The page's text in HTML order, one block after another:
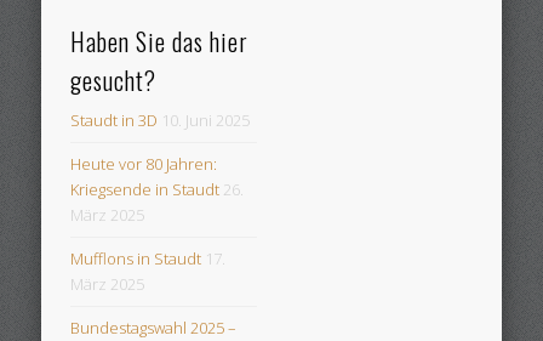
Haben Sie das hier
gesucht?
Staudt in 3D 10. Juni 2025
Heute vor 80 Jahren:
Kriegsende in Staudt 26.
März 2025
Mufflons in Staudt 17.
März 2025
Bundestagswahl 2025 –